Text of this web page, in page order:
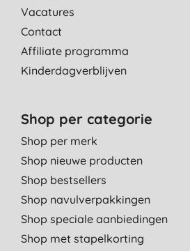
Vacatures
Contact
Affiliate programma
Kinderdagverblijven
Shop per categorie
Shop per merk
Shop nieuwe producten
Shop bestsellers
Shop navulverpakkingen
Shop speciale aanbiedingen
Shop met stapelkorting